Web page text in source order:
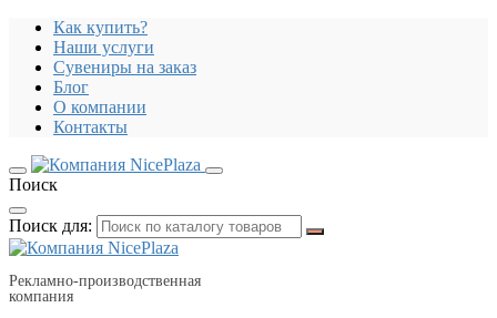
Как купить?
Наши услуги
Сувениры на заказ
Блог
О компании
Контакты
Поиск
Поиск для:
Рекламно-производственная
компания